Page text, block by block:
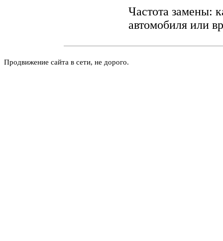
Частота замены:
автомобиля или
Продвижение сайта в сети, не дорого.